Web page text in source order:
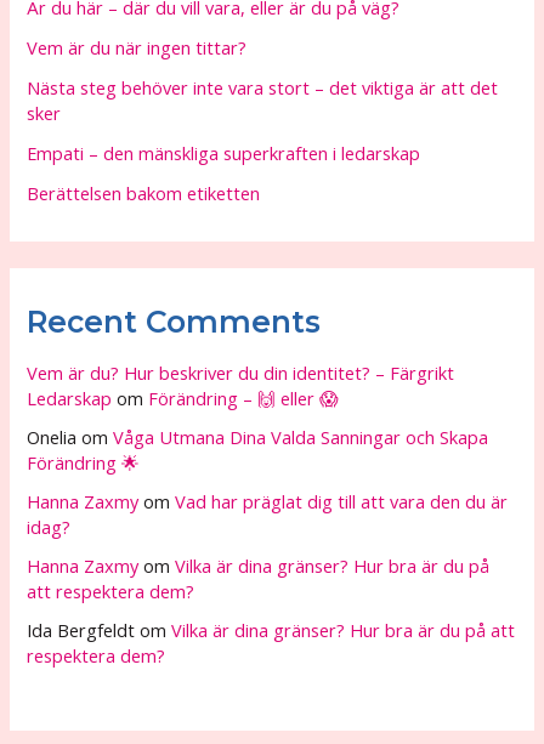
Är du här – där du vill vara, eller är du på väg?
Vem är du när ingen tittar?
Nästa steg behöver inte vara stort – det viktiga är att det
sker
Empati – den mänskliga superkraften i ledarskap
Berättelsen bakom etiketten
Recent Comments
Vem är du? Hur beskriver du din identitet? – Färgrikt
Ledarskap om Förändring – 🙌 eller 😱
Onelia omVåga Utmana Dina Valda Sanningar och Skapa
Förändring 🌟
Hanna ZaxmyomVad har präglat dig till att vara den du är
idag?
Hanna ZaxmyomVilka är dina gränser? Hur bra är du på
att respektera dem?
Ida Bergfeldt omVilka är dina gränser? Hur bra är du på att
respektera dem?